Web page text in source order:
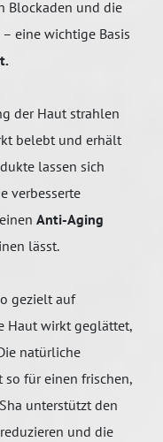
Blockaden und die
eine wichtige Basis
der Haut strahlen
belebt und erhält
lassen sich
verbesserte
Anti-Aging
lässt.
gezielt auf
Haut wirkt geglättet,
natürliche
für einen frischen,
unterstützt den
und die